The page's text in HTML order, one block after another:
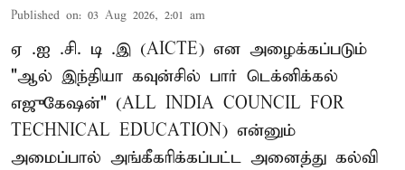
Published on: 03 Aug 2026, 2:01 am
ஏ .ஐ .சி. டி .இ (AICTE) என அழைக்கப்படும்
"ஆல் இந்தியா கவுன்சில் பார் டெக்னிக்கல்
எஜுகேஷன்" (ALL INDIA COUNCIL FOR
TECHNICAL EDUCATION) என்னும்
அமைப்பால் அங்கீகரிக்கப்பட்ட அனைத்து கல்வி